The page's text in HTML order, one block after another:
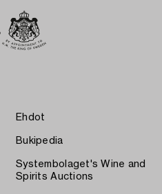
Ehdot
Bukipedia
Systembolaget's Wine and
Spirits Auctions